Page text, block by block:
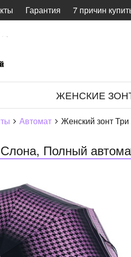
Гарантия 7 причин
ЖЕНСКИЕ
Автомат Женский зонт
Полный